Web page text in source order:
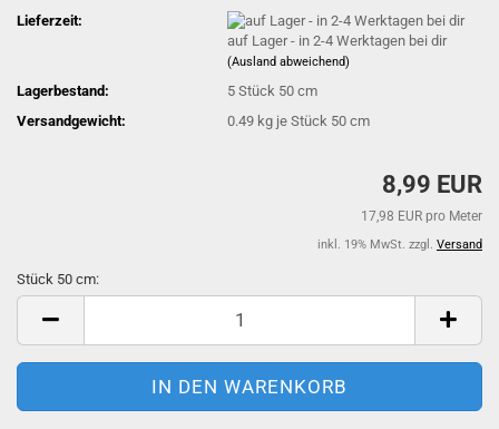
Lieferzeit:
auf Lager - in 2-4 Werktagen bei dir
(Ausland abweichend)
Lagerbestand: 5Stück 50 cm
Versandgewicht:
0.49 kg je Stück 50 cm
8,99 EUR
17,98 EUR pro Meter
inkl. 19% MwSt. zzgl. Versand
Stück 50 cm:
Stück
cm